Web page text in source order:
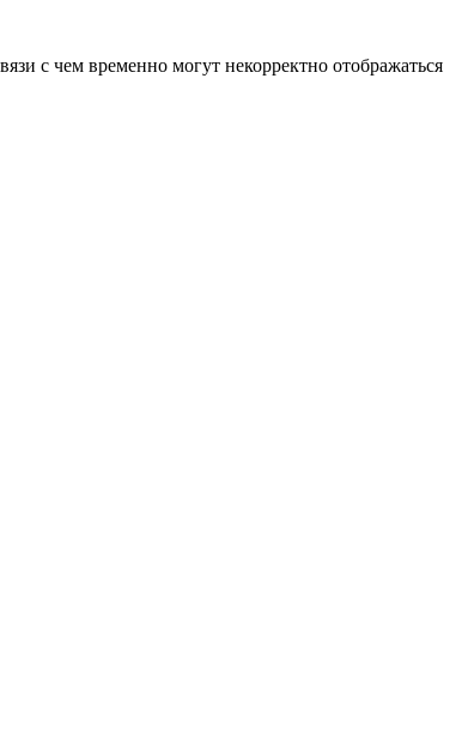
с чем временно могут некорректно отображаться